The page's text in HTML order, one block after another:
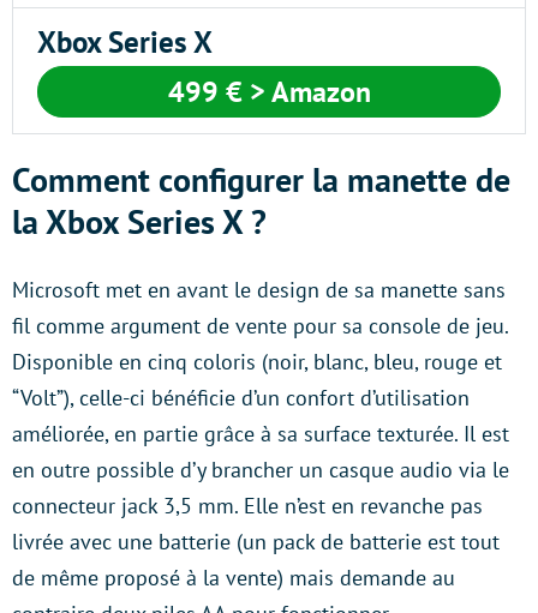
Xbox Series X
499 € > Amazon
Comment configurer la manette de
la Xbox Series X ?
Microsoft met en avant le design de sa manette sans
fil comme argument de vente pour sa console de jeu.
Disponible en cinq coloris (noir, blanc, bleu, rouge et
“Volt”), celle-ci bénéficie d’un confort d’utilisation
améliorée, en partie grâce à sa surface texturée. Il est
en outre possible d’y brancher un casque audio via le
connecteur jack 3,5 mm. Elle n’est en revanche pas
livrée avec une batterie (un pack de batterie est tout
de même proposé à la vente) mais demande au